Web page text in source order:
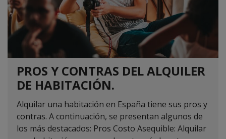
PROS Y CONTRAS DEL ALQUILER
DE HABITACIÓN.
Alquilar una habitación en España tiene sus pros y
contras. A continuación, se presentan algunos de
los más destacados: Pros Costo Asequible: Alquilar